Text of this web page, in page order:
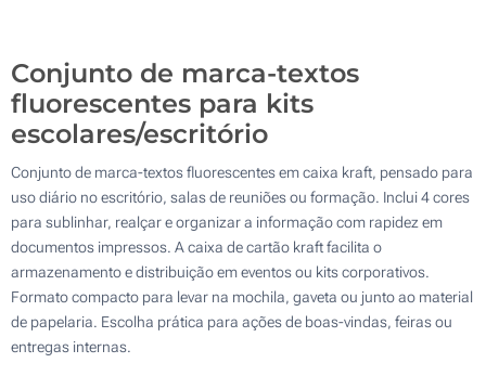
Conjunto de marca-textos
fluorescentes para kits
escolares/escritório
Conjunto de marca-textos fluorescentes em caixa kraft, pensado para
uso diário no escritório, salas de reuniões ou formação. Inclui 4 cores
para sublinhar, realçar e organizar a informação com rapidez em
documentos impressos. A caixa de cartão kraft facilita o
armazenamento e distribuição em eventos ou kits corporativos.
Formato compacto para levar na mochila, gaveta ou junto ao material
de papelaria. Escolha prática para ações de boas-vindas, feiras ou
entregas internas.